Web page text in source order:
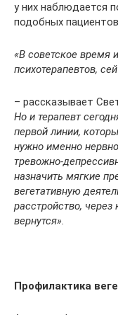
у них наблюдается
подобных
«В советское время
психотерапевтов,
– рассказывает
Но и терапевт
первой линии,
нужно именно
тревожно-
назначить мягкие
вегетативную
расстройство,
вернутся».
Профилактика